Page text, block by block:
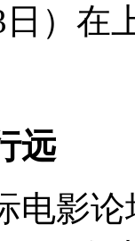
日）
远
电影论